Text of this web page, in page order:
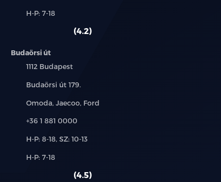
használt
Alkatrész,
H-P: 7-18
4.2
Budaörsi út
Település:
1112 Budapest
Cím:
Budaörsi út 179.
Márkák:
Omoda, Jaecoo, Ford
Telefon:
+36 1 881 0000
Új-
használt
H-P: 8-18, SZ: 10-13
Alkatrész,
H-P: 7-18
4.5